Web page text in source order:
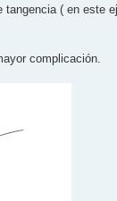
( en este
complicación.